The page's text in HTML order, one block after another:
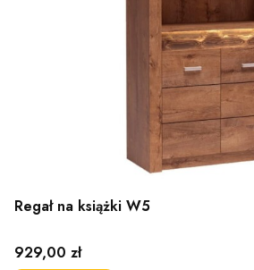
Regał na książki W5
Cena
929,00 zł